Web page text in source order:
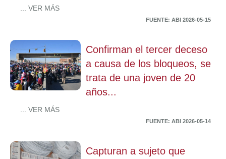
... VER MÁS
FUENTE: ABI 2026-05-15
Confirman el tercer deceso
a causa de los bloqueos, se
trata de una joven de 20
años...
... VER MÁS
FUENTE: ABI 2026-05-14
Capturan a sujeto que